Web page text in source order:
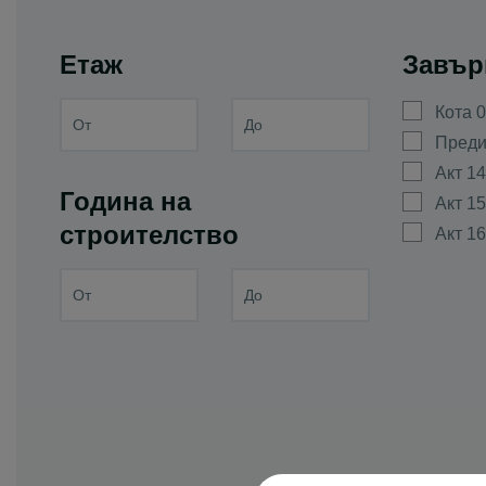
с. Желязно
с. Златитрап
с. Извор
с. Йоаким
с. Кадиево
с. Калековец
с. Калояново
с. Марково
Етаж
Година на
строителство
Кота 0
Акт 14
Акт 15
Акт 16